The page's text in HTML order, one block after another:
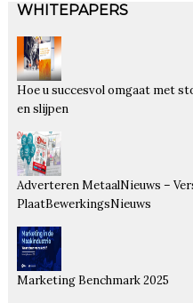
WHITEPAPERS
Hoe u succesvol omgaat met
en slijpen
Adverteren MetaalNieuws –
PlaatBewerkingsNieuws
Marketing Benchmark 2025